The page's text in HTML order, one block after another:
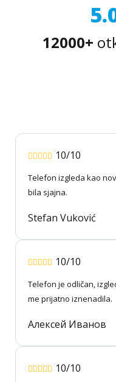
12000+
10/10
Telefon izgleda kao
bila sjajna.
Stefan Vuković
10/10
Telefon je odličan,
me prijatno iznenadila.
Алексей Иванов
10/10